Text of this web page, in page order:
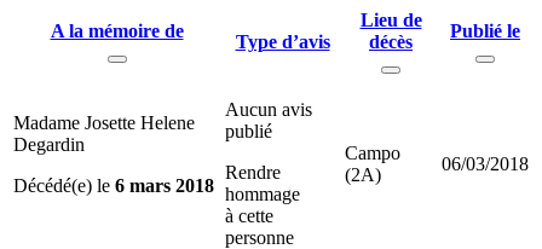
A la mémoire de
Type d’avis
Lieu de
décès
Publié le
Madame Josette Helene
Degardin
Décédé(e) le 6 mars 2018
Aucun avis
publié
Rendre
hommage
à cette
personne
Campo
(2A)
06/03/2018